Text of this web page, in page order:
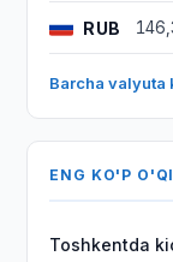
RUB
Barcha
ENG KO'P
Toshkentda